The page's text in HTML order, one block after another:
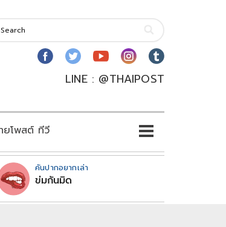
LINE : @THAIPOST
ยโพสต์ ทีวี
คันปากอยากเล่า
ข่มกันมิด